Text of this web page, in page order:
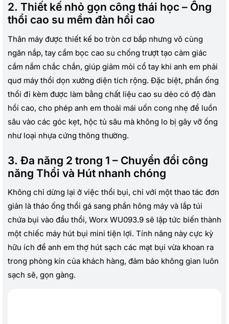
2. Thiết kế nhỏ gọn công thái học – Ống
thổi cao su mềm đàn hồi cao
Thân máy được thiết kế bo tròn cơ bắp nhưng vô cùng
ngăn nắp, tay cầm bọc cao su chống trượt tạo cảm giác
cầm nắm chắc chắn, giúp giảm mỏi cổ tay khi anh em phải
quơ máy thổi dọn xưởng diện tích rộng. Đặc biệt, phần ống
thổi đi kèm được làm bằng chất liệu cao su dẻo có độ đàn
hồi cao, cho phép anh em thoải mái uốn cong nhẹ để luồn
sâu vào các góc kẹt, hộc tủ sâu mà không lo bị gãy vỡ ống
như loại nhựa cứng thông thường.
3. Đa năng 2 trong 1 – Chuyển đổi công
năng Thổi và Hút nhanh chóng
Không chỉ dừng lại ở việc thổi bụi, chỉ với một thao tác đơn
giản là tháo ống thổi gá sang phần hông máy và lắp túi
chứa bụi vào đầu thổi, Worx WU093.9 sẽ lập tức biến thành
một chiếc máy hút bụi mini tiện lợi. Tính năng này cực kỳ
hữu ích để anh em thợ hút sạch các mạt bụi vừa khoan ra
trong phòng kín của khách hàng, đảm bảo không gian luôn
sạch sẽ, gọn gàng.